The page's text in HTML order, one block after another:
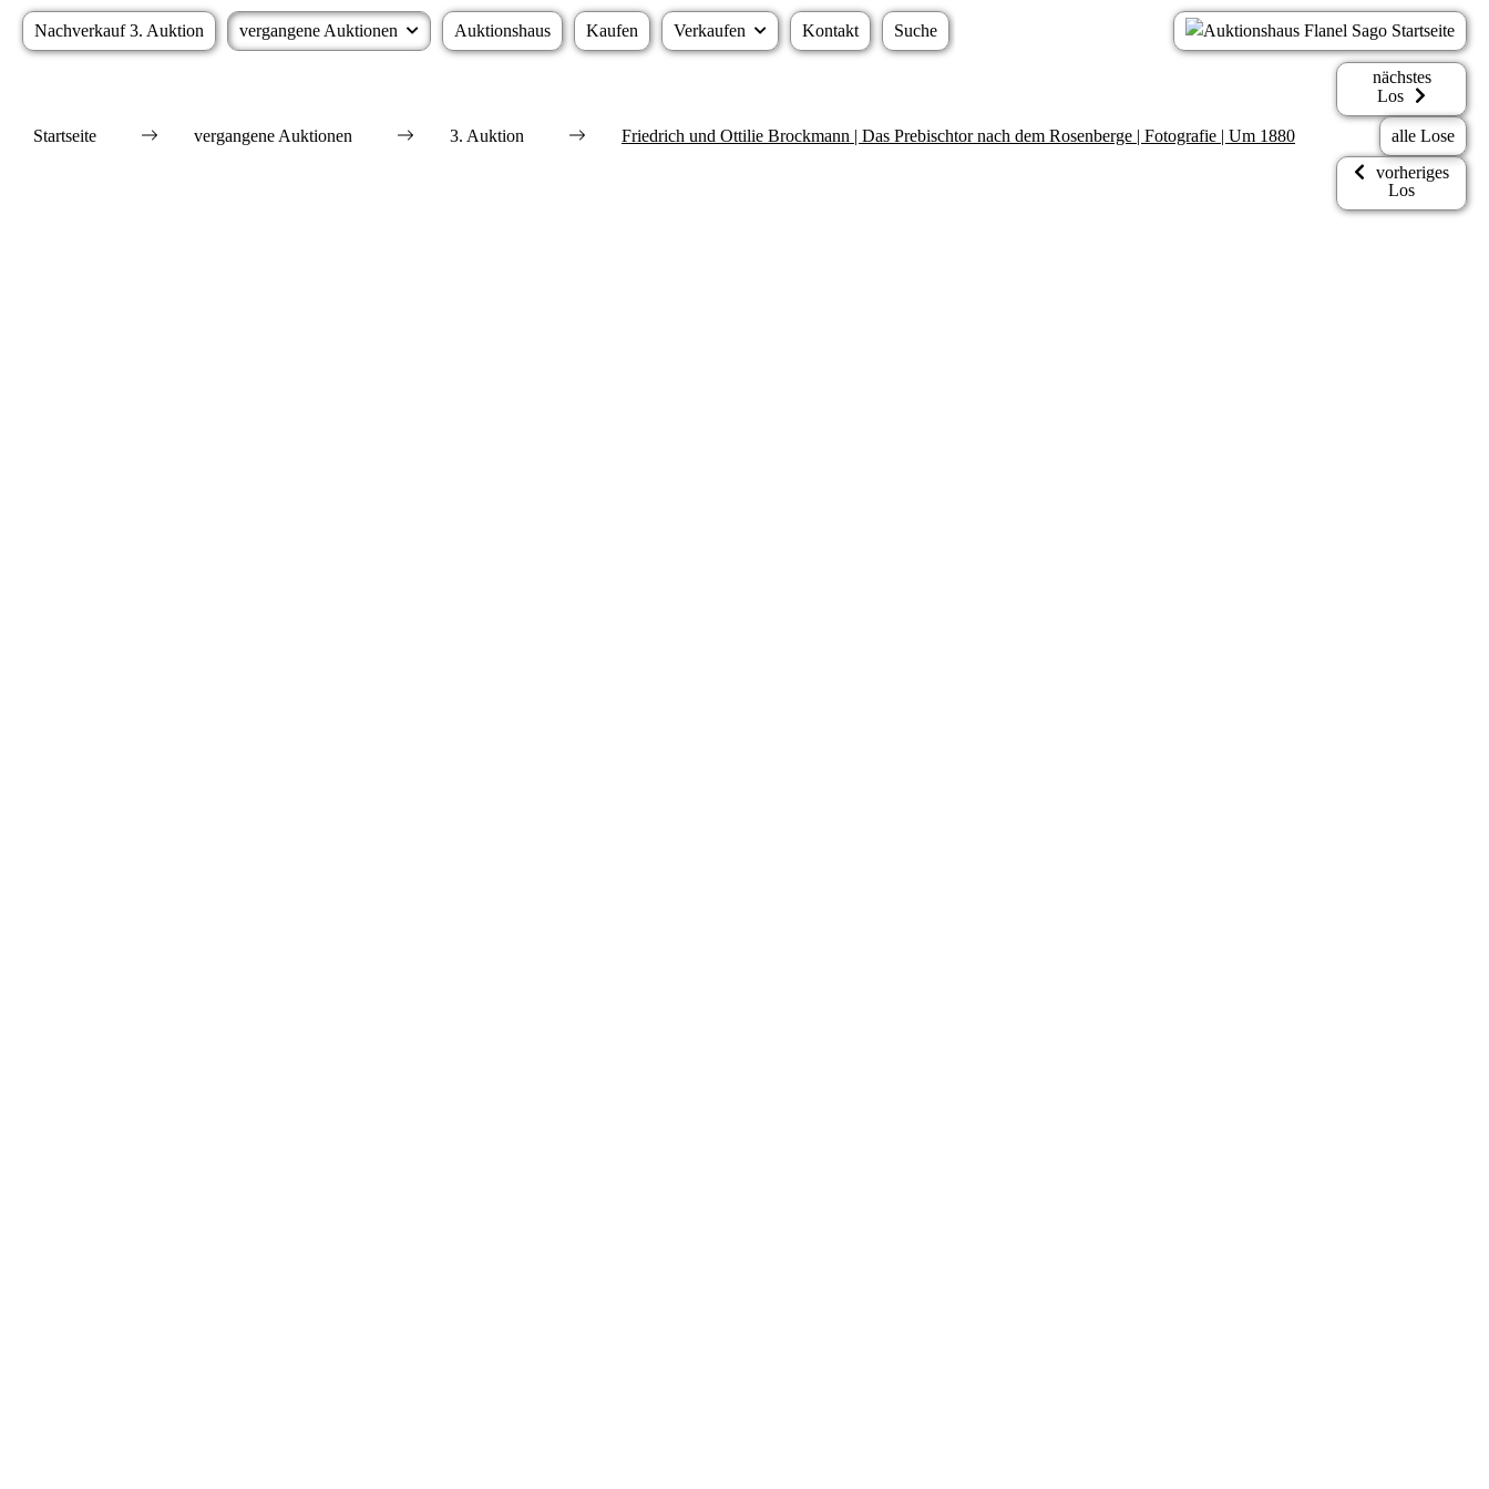
Nachverkauf 3. Auktion vergangene Auktionen Auktionshaus Kaufen Verkaufen Kontakt Suche
Startseite vergangene Auktionen 3. Auktion Friedrich und Ottilie Brockmann | Das Prebischtor nach dem Rosenberge | Fotografie | Um 1880
nächstes
Los
alle Lose
vorheriges
Los